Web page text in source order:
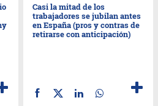
Casi la mitad de los
trabajadores se jubilan antes
en España (pros y contras de
retirarse con anticipación)